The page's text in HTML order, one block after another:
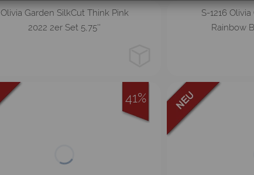
5.75
Olivia Garden SilkCut Think Pink
2022 2er Set 5,75''
S-1216
Rainbow
41%